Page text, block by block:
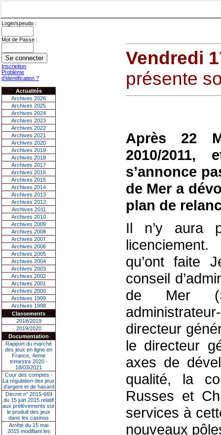
Login/speudo :
Mot de Passe :
Inscription
Problème
d'identification ?
Actualités
Archives 2026
Archives 2025
Archives 2024
Archives 2023
Archives 2022
Archives 2021
Archives 2020
Archives 2019
Archives 2018
Archives 2017
Archives 2016
Archives 2015
Archives 2014
Archives 2013
Archives 2012
Archives 2011
Archives 2010
Archives 2009
Archives 2008
Archives 2007
Archives 2006
Archives 2005
Archives 2004
Archives 2003
Archives 2002
Archives 2001
Archives 2000
Archives 1999
Archives 1998
Classements
2018/2019
2019/2020
Documentation
Rapport du marché
des jeux en ligne en
France, 4eme
trimestre 2020 -
18/03/2021
Cour des comptes -
La régulation des jeux
d’argent et de hasard
Décret n° 2015-669
du 15 juin 2015 relatif
aux prélèvements sur
le produit des jeux
dans les casinos
Arrêté du 15 mai
2015 modifiant les
Vendredi
présente
Après 22
2010/
s’annonce
de Mer a
plan de
Il n’y aura
qu’ont faite
conseil
de Mer
directeur
le directeur
axes de
qualité, la
Russes et
services à
nouveaux